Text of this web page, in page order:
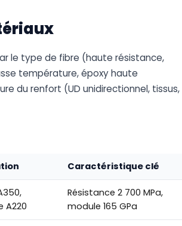
le type de fibre (haute résistance,
température, époxy haute
du renfort (UD unidirectionnel, tissus,
Caractéristique clé
A220
Résistance 2 700 MPa,
module 165 GPa